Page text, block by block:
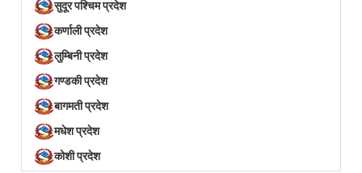
सुदूर पश्चिम प्रदेश
कर्णाली प्रदेश
लुम्बिनी प्रदेश
गण्डकी प्रदेश
बागमती प्रदेश
मधेश प्रदेश
कोशी प्रदेश